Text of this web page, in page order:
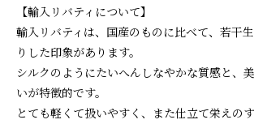
【輸入リバティについて】
輸入リバティは、国産のものに比べて、若干
りした印象があります。
シルクのようにたいへんしなやかな質感と、
いが特徴的です。
とても軽くて扱いやすく、また仕立て栄えのす